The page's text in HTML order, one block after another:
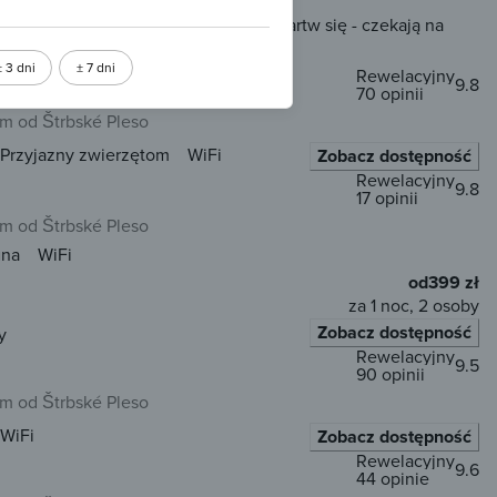
3 dni ± 7 dni
rezerwacji online, ale nie martw się - czekają na
zapytania.
od Štrbské Pleso
9.8
Rewelacyjny
70 opinii
Przyjazny zwierzętom WiFi
Zobacz dostępność
od Štrbské Pleso
9.8
Rewelacyjny
17 opinii
WiFi
od399 zł
za 1 noc, 2 osoby
Zobacz dostępność
od Štrbské Pleso
9.5
Rewelacyjny
90 opinii
WiFi
Zobacz dostępność
9.6
Rewelacyjny
44 opinie